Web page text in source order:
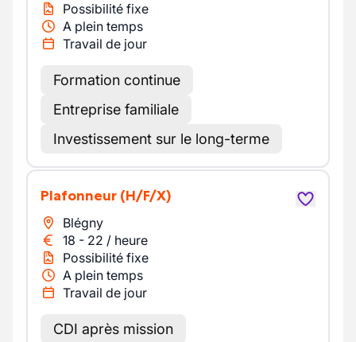
Possibilité fixe
A plein temps
Travail de jour
Formation continue
Entreprise familiale
Investissement sur le long-terme
Plafonneur (H/F/X)
Blégny
18 - 22 / heure
Possibilité fixe
A plein temps
Travail de jour
CDI après mission